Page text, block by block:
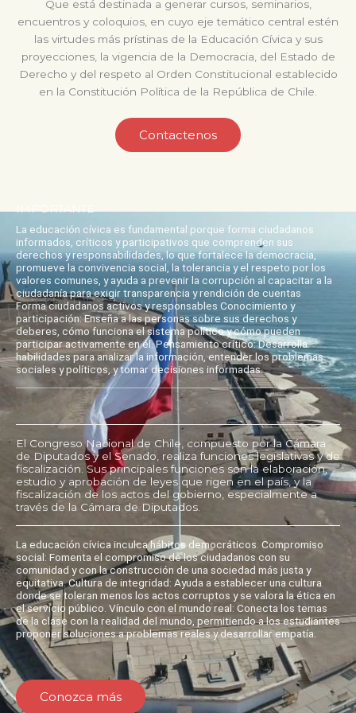
Que está destinada a generar cursos, seminarios,
encuentros y coloquios, en cuyo eje temático central estén
las virtudes más prístinas de la Educación Cívica y sus
proyecciones, la vigencia de la Democracia, del Estado de
Derecho y del respeto al Orden Constitucional establecido
en la Constitución Política de la República de Chile.
Contactenos
La educación cívica es fundamental porque forma ciudadanos
informados, críticos y participativos que comprenden sus
derechos y responsabilidades, lo que fortalece la democracia,
promueve la convivencia social, la tolerancia y el respeto por los
valores comunes, y ayuda a prevenir la corrupción al capacitar a la
ciudadanía para exigir transparencia y rendición de cuentas
Forma ciudadanos activos y responsables Conocimiento y
participación: Enseña a las personas sobre sus derechos y
deberes, cómo funciona el sistema político y cómo pueden
participar activamente en él. Pensamiento crítico: Desarrolla
habilidades para analizar la información, entender los problemas
sociales y políticos, y tomar decisiones informadas.
El Congreso Nacional de Chile, compuesto por la Cámara
de Diputados y el Senado, realiza funciones legislativas y de
fiscalización. Sus principales funciones son la elaboración,
estudio y aprobación de leyes que rigen en el país, y la
fiscalización de los actos del gobierno, especialmente a
través de la Cámara de Diputados.
La educación cívica inculca hábitos democráticos. Compromiso
social: Fomenta el compromiso de los ciudadanos con su
comunidad y con la construcción de una sociedad más justa y
equitativa. Cultura de integridad: Ayuda a establecer una cultura
donde se toleran menos los actos corruptos y se valora la ética en
el servicio público. Vínculo con el mundo real: Conecta los temas
de la clase con la realidad del mundo, permitiendo a los estudiantes
proponer soluciones a problemas reales y desarrollar empatía.
Conozca más